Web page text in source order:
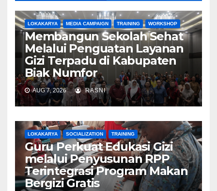
LOKAKARYA MEDIA CAMPAIGN TRAINING WORKSHOP
Membangun Sekolah Sehat
Melalui Penguatan Layanan
Gizi Terpadu di Kabupaten
Biak Numfor
AUG 7, 2026 RASNI
LOKAKARYA SOCIALIZATION TRAINING
Guru Perkuat Edukasi Gizi
melalui Penyusunan RPP
Terintegrasi Program Makan
Bergizi Gratis